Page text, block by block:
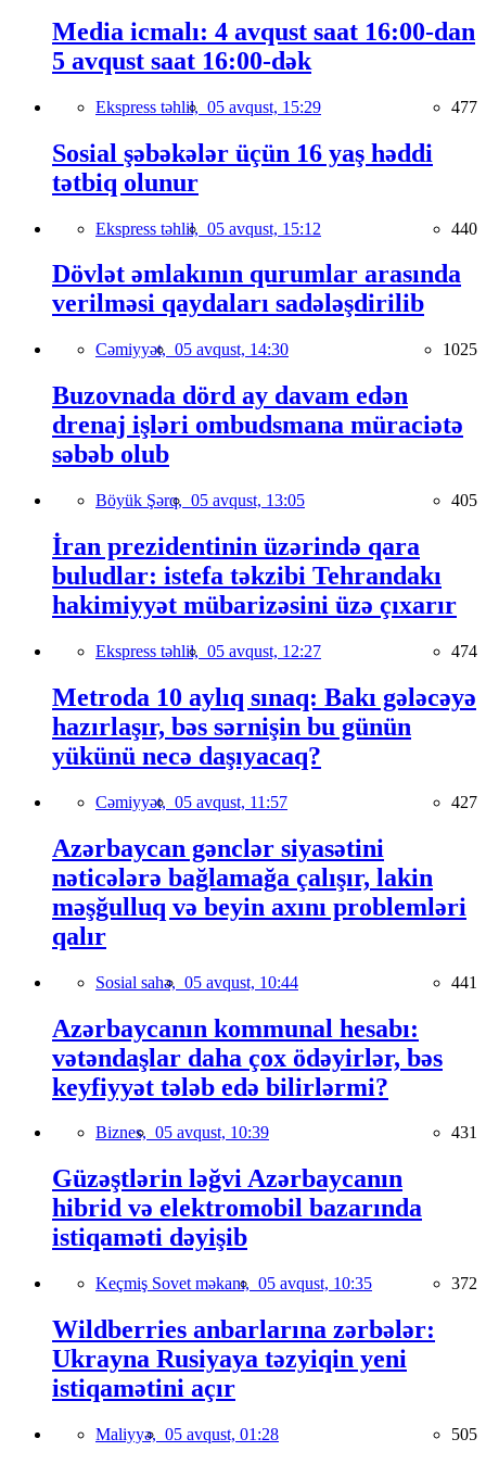
Media icmalı: 4 avqust saat 16:00-dan
5 avqust saat 16:00-dək
Ekspress təhlil, 05 avqust, 15:29 477
Sosial şəbəkələr üçün 16 yaş həddi
tətbiq olunur
Ekspress təhlil, 05 avqust, 15:12 440
Dövlət əmlakının qurumlar arasında
verilməsi qaydaları sadələşdirilib
Cəmiyyət, 05 avqust, 14:30 1025
Buzovnada dörd ay davam edən
drenaj işləri ombudsmana müraciətə
səbəb olub
Böyük Şərq, 05 avqust, 13:05 405
İran prezidentinin üzərində qara
buludlar: istefa təkzibi Tehrandakı
hakimiyyət mübarizəsini üzə çıxarır
Ekspress təhlil, 05 avqust, 12:27 474
Metroda 10 aylıq sınaq: Bakı gələcəyə
hazırlaşır, bəs sərnişin bu günün
yükünü necə daşıyacaq?
Cəmiyyət, 05 avqust, 11:57 427
Azərbaycan gənclər siyasətini
nəticələrə bağlamağa çalışır, lakin
məşğulluq və beyin axını problemləri
qalır
Sosial sahə, 05 avqust, 10:44 441
Azərbaycanın kommunal hesabı:
vətəndaşlar daha çox ödəyirlər, bəs
keyfiyyət tələb edə bilirlərmi?
Biznes, 05 avqust, 10:39 431
Güzəştlərin ləğvi Azərbaycanın
hibrid və elektromobil bazarında
istiqaməti dəyişib
Keçmiş Sovet məkanı, 05 avqust, 10:35 372
Wildberries anbarlarına zərbələr:
Ukrayna Rusiyaya təzyiqin yeni
istiqamətini açır
Maliyyə, 05 avqust, 01:28 505